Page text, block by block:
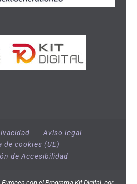
Aviso legal
de cookies (UE)
de Accesibilidad